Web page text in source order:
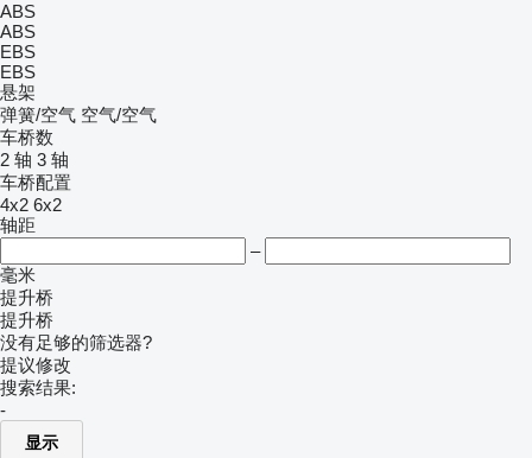
ABS
ABS
EBS
EBS
悬架
弹簧/空气 空气/空气
车桥数
2 轴 3 轴
车桥配置
4x2 6x2
轴距
–
毫米
提升桥
提升桥
没有足够的筛选器?
提议修改
搜索结果:
-
显示